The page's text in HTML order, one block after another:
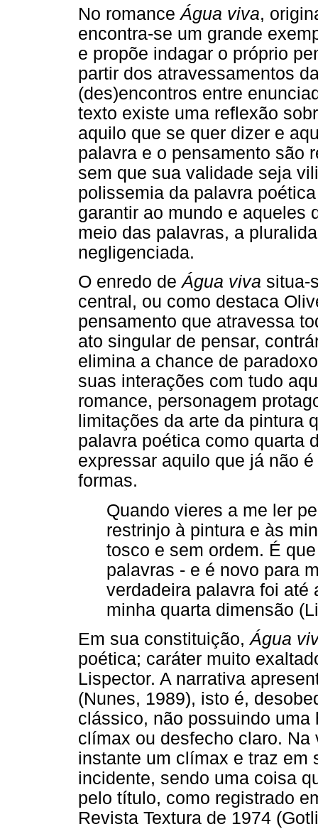
No romanceÁgua viva,
encontra-se um grande
e propõe indagar o próprio
partir dos atravessamentos
(des)encontros entre
texto existe uma reflexão
aquilo que se quer dizer e
palavra e o pensamento são
sem que sua validade seja
polissemia da palavra
garantir ao mundo e aqueles
meio das palavras, a
negligenciada.
O enredo deÁgua viva situa-
central, ou como destaca
pensamento que atravessa
ato singular de pensar,
elimina a chance de
suas interações com tudo
romance, personagem
limitações da arte da pintura
palavra poética como quarta
expressar aquilo que já não
formas.
Quando vieres a me ler
restrinjo à pintura e às
tosco e sem ordem. É
palavras - e é novo para
verdadeira palavra foi até
minha quarta dimensão
Em sua constituição,Água
poética; caráter muito
Lispector. A narrativa
(Nunes, 1989), isto é,
clássico, não possuindo
clímax ou desfecho claro.
instante um clímax e traz em
incidente, sendo uma coisa
pelo título, como registrado
Revista Textura de 1974